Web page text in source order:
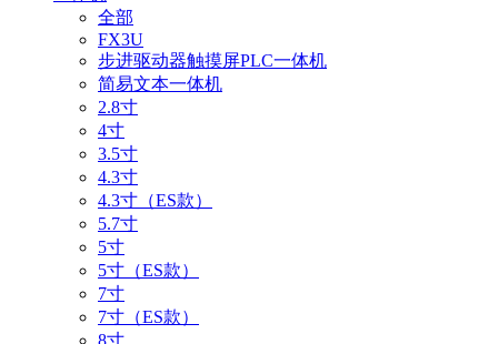
全部
FX3U
步进驱动器触摸屏PLC一体机
简易文本一体机
2.8寸
4寸
3.5寸
4.3寸
4.3寸（ES款）
5.7寸
5寸
5寸（ES款）
7寸
7寸（ES款）